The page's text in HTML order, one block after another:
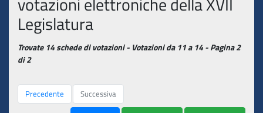
Legislatura
Trovate 14 schede di votazioni - Votazioni da 11 a 14 - Pagina 2
di 2
Precedente
Successiva